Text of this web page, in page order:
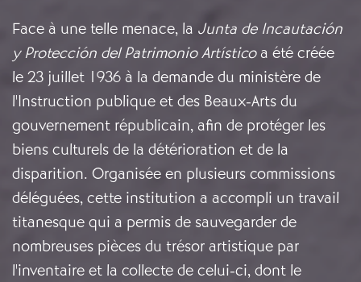
Face à une telle menace, la Junta de Incautación
y Protección del Patrimonio Artísticoa été créée
le 23 juillet 1936 à la demande du ministère de
l'Instruction publique et des Beaux-Arts du
gouvernement républicain, afin de protéger les
biens culturels de la détérioration et de la
disparition. Organisée en plusieurs commissions
déléguées, cette institution a accompli un travail
titanesque qui a permis de sauvegarder de
nombreuses pièces du trésor artistique par
l'inventaire et la collecte de celui-ci, dont le